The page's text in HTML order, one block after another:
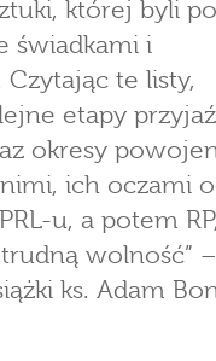
której byli
świadkami i
te listy,
etapy
okresy
ich oczami
u, a potem
wolność”
ks. Adam